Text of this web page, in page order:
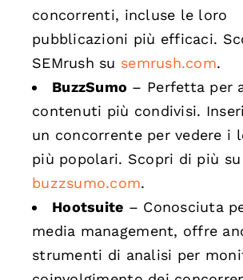
concorrenti, incluse le loro
pubblicazioni più efficaci.
SEMrush su semrush.com.
BuzzSumo – Perfetta per
contenuti più condivisi.
un concorrente per vedere i
più popolari. Scopri di più su
buzzsumo.com.
Hootsuite – Conosciuta
media management, offre
strumenti di analisi per